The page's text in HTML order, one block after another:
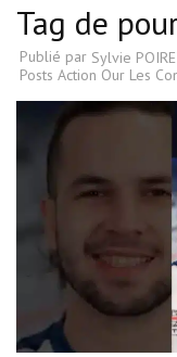
Tag de
Publié par Sylvie
Posts Action Our Les